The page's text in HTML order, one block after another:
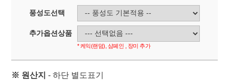
풍성도선택
추가옵션상품
* 케익(랜덤), 샴페인 , 장미 추가
※ 원산지 - 하단 별도표기